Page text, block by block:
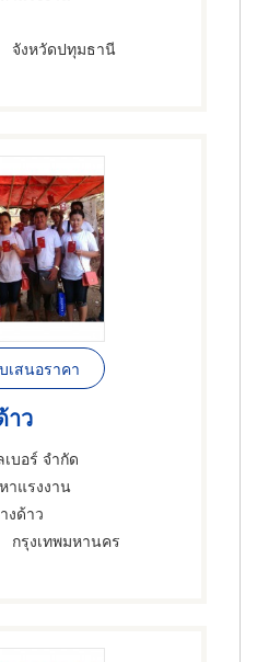
จังหวัดปทุมธานี
เสนอราคา
าว
บอร์ จำกัด
าแรงงาน
งด้าว
กรุงเทพมหานคร